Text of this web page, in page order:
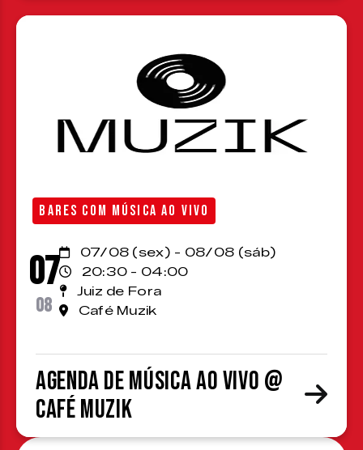
BARES COM MÚSICA AO VIVO
07
08
07/08 (sex) - 08/08 (sáb)
20:30 - 04:00
Juiz de Fora
Café Muzik
Agenda de Música ao Vivo @
Café Muzik